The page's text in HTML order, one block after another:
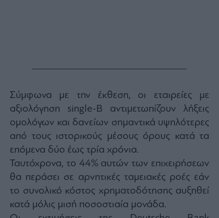
Σύμφωνα με την έκθεση, οι εταιρείες με
αξιολόγηση single-B αντιμετωπίζουν λήξεις
ομολόγων και δανείων σημαντικά υψηλότερες
από τους ιστορικούς μέσους όρους κατά τα
επόμενα δύο έως τρία χρόνια.
Ταυτόχρονα, το 44% αυτών των επιχειρήσεων
θα περάσει σε αρνητικές ταμειακές ροές εάν
το συνολικό κόστος χρηματοδότησης αυξηθεί
κατά μόλις μισή ποσοστιαία μονάδα.